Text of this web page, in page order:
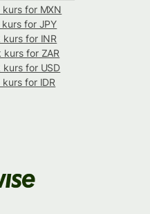
kurs for MXN
kurs for JPY
kurs for INR
kurs for ZAR
kurs for USD
kurs for IDR